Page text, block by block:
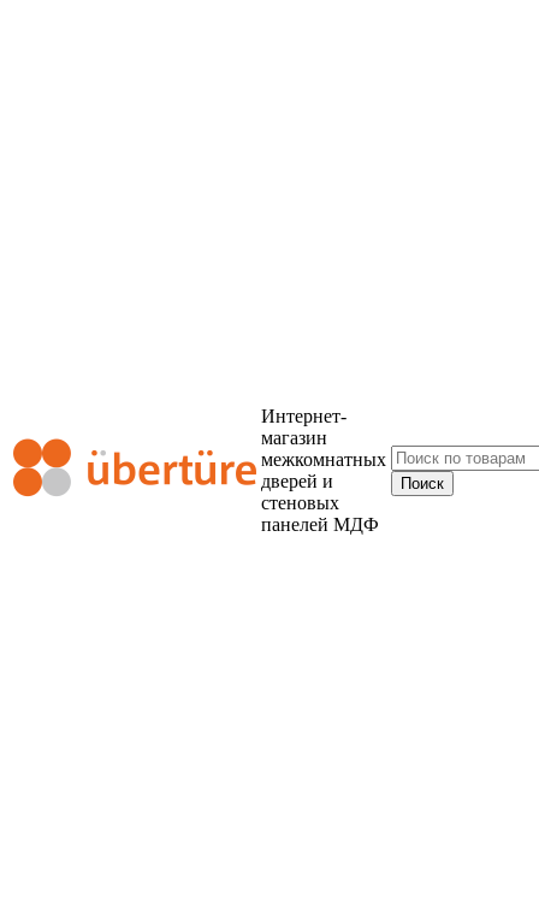
Интернет-
магазин
межкомнатных
дверей и
стеновых
панелей МДФ